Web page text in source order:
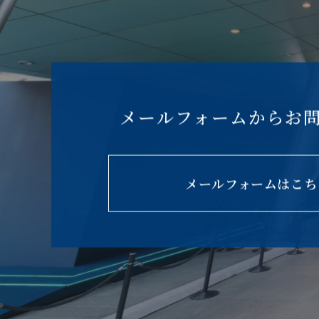
メールフォームからお
メールフォームはこ